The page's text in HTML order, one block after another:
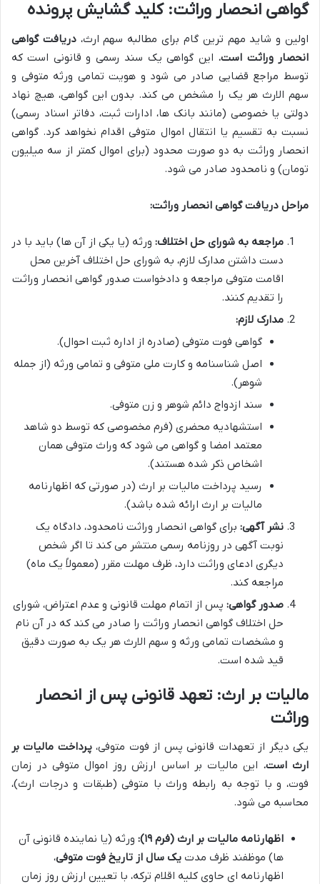
گواهی انحصار وراثت: کلید گشایش پرونده
اولین و شاید مهم ترین گام برای مطالبه سهم ارث،دریافت گواهی
انحصار وراثت است. این گواهی یک سند رسمی و قانونی است که
توسط مراجع قضایی صادر می شود و هویت تمامی ورثه متوفی و
سهم الارث هر یک را مشخص می کند. بدون این گواهی، هیچ نهاد
دولتی یا خصوصی (مانند بانک ها، ادارات ثبت، دفاتر اسناد رسمی)
نسبت به تقسیم یا انتقال اموال متوفی اقدام نخواهد کرد. گواهی
انحصار وراثت به دو صورت محدود (برای اموال کمتر از سه میلیون
تومان) و نامحدود صادر می شود.
مراحل دریافت گواهی انحصار وراثت:
مراجعه به شورای حل اختلاف: ورثه (یا یکی از آن ها) باید با در
دست داشتن مدارک لازم، به شورای حل اختلاف آخرین محل
اقامت متوفی مراجعه و دادخواست صدور گواهی انحصار وراثت
را تقدیم کنند.
مدارک لازم:
گواهی فوت متوفی (صادره از اداره ثبت احوال).
اصل شناسنامه و کارت ملی متوفی و تمامی ورثه (از جمله
شوهر).
سند ازدواج دائم شوهر و زن متوفی.
استشهادیه محضری (فرم مخصوصی که توسط دو شاهد
معتمد امضا و گواهی می شود که وراث متوفی همان
اشخاص ذکر شده هستند).
رسید پرداخت مالیات بر ارث (در صورتی که اظهارنامه
مالیات بر ارث ارائه شده باشد).
نشر آگهی: برای گواهی انحصار وراثت نامحدود، دادگاه یک
نوبت آگهی در روزنامه رسمی منتشر می کند تا اگر شخص
دیگری ادعای وراثت دارد، ظرف مهلت مقرر (معمولاً یک ماه)
مراجعه کند.
صدور گواهی: پس از اتمام مهلت قانونی و عدم اعتراض، شورای
حل اختلاف گواهی انحصار وراثت را صادر می کند که در آن نام
و مشخصات تمامی ورثه و سهم الارث هر یک به صورت دقیق
قید شده است.
مالیات بر ارث: تعهد قانونی پس از انحصار
وراثت
یکی دیگر از تعهدات قانونی پس از فوت متوفی،پرداخت مالیات بر
ارث است. این مالیات بر اساس ارزش روز اموال متوفی در زمان
فوت، و با توجه به رابطه وراث با متوفی (طبقات و درجات ارث)،
محاسبه می شود.
اظهارنامه مالیات بر ارث (فرم ۱۹):
ورثه (یا نماینده قانونی آن
ها) موظفند ظرف مدت یک سال از تاریخ فوت متوفی،
اظهارنامه ای حاوی کلیه اقلام ترکه، با تعیین ارزش روز زمان